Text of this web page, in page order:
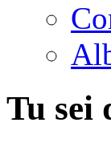
Tu sei